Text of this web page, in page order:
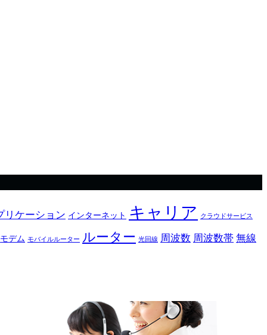
リケーション インターネット キャリア クラウドサービス
モデム モバイルルーター ルーター 光回線 周波数 周波数帯 無線